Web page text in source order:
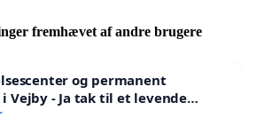
fremhævet af andre brugere
og permanent
Vejby - Ja tak til et levende